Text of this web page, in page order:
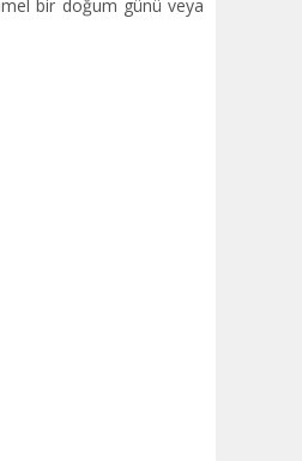
bir doğum günü veya